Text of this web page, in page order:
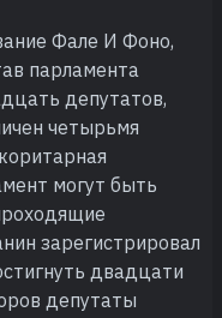
Фале И Фоно,
парламента
депутатов,
четырьмя
могут быть
зарегистрировал
двадцати
депутаты